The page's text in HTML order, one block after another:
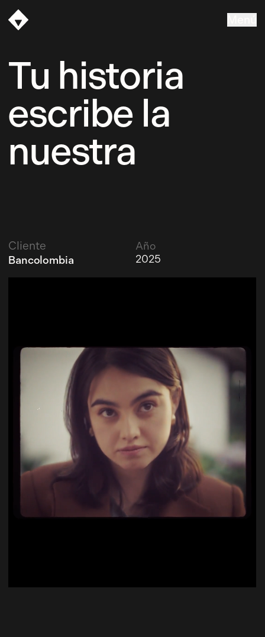
Tu historia
escribe la
nuestra
Cliente
Bancolombia
Año
2025